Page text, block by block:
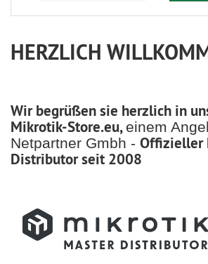
HERZLICH
Wir begrüßen sie herzlich in
Mikrotik-Store.eu, einem
Netpartner Gmbh - Offizieller
Distributor seit 2008